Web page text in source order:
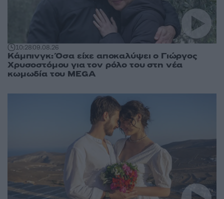
10:2809.08.26
Κάμπινγκ: Όσα είχε αποκαλύψει ο Γιώργος
Χρυσοστόμου για τον ρόλο του στη νέα
κωμωδία του MEGA